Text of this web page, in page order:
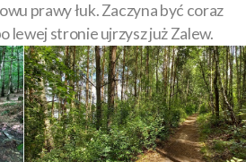
prawy łuk. Zaczyna być coraz
lewej stronie ujrzysz już Zalew.